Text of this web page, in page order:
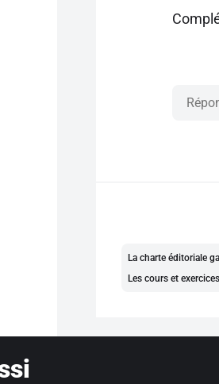
La charte éditoriale
Les cours et